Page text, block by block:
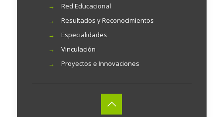
→
Red Educacional
→
Resultados y Reconocimientos
→
Especialidades
→
Vinculación
→
Proyectos e Innovaciones